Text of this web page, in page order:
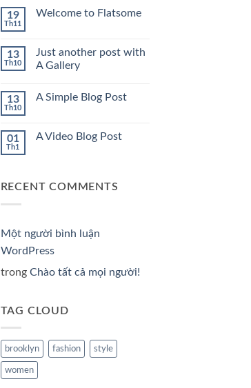
cả
mọi
19
Th11
Welcome to Flatsome
luận
ở
13
Th10
Just another post with
A Gallery
bình
another
post
13
Th10
A Simple Blog Post
luận
Post
01
Th1
A Video Blog Post
ở
RECENT COMMENTS
Một người bình luận
WordPress
trong Chào tất cả mọi người!
TAG CLOUD
brooklyn fashion style
women